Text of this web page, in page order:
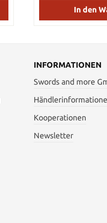
and
In den
INFORMATIONEN
Swords and more
Kooperationen
Newsletter